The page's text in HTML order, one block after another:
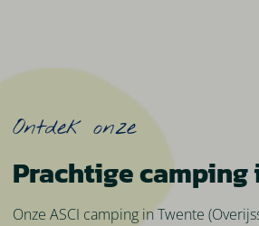
Ontdek onze
Prachtige camping
Onze ASCI camping in Twente